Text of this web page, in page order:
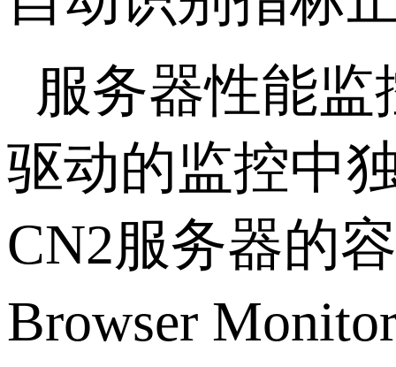
服务器性能监
驱动的监控中
CN2服务器的
Browser